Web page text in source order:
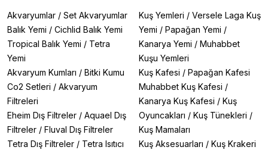
Akvaryumlar / Set Akvaryumlar
Balık Yemi / Cichlid Balık Yemi
Tropical Balık Yemi / Tetra
Yemi
Akvaryum Kumları / Bitki Kumu
Co2 Setleri / Akvaryum
Filtreleri
Eheim Dış Filtreler / Aquael Dış
Filtreler / Fluval Dış Filtreler
Tetra Dış Filtreler / Tetra Isıtıcı
Kuş Yemleri / Versele Laga Kuş
Yemi / Papağan Yemi /
Kanarya Yemi / Muhabbet
Kuşu Yemleri
Kuş Kafesi / Papağan Kafesi
Muhabbet Kuş Kafesi /
Kanarya Kuş Kafesi / Kuş
Oyuncakları / Kuş Tünekleri /
Kuş Mamaları
Kuş Aksesuarları / Kuş Krakeri